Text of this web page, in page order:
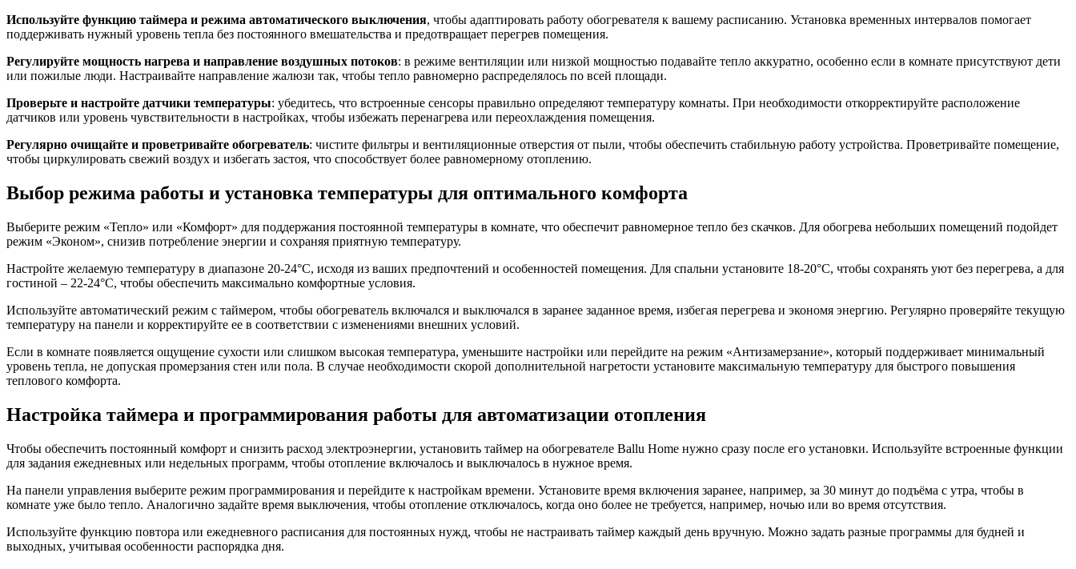
Используйте функцию таймера и режима автоматического выключения, чтобы адаптировать работу обогревателя к вашему расписанию. Установка временных интервалов помогает
поддерживать нужный уровень тепла без постоянного вмешательства и предотвращает перегрев помещения.
Регулируйте мощность нагрева и направление воздушных потоков: в режиме вентиляции или низкой мощностью подавайте тепло аккуратно, особенно если в комнате присутствуют дети
или пожилые люди. Настраивайте направление жалюзи так, чтобы тепло равномерно распределялось по всей площади.
Проверьте и настройте датчики температуры: убедитесь, что встроенные сенсоры правильно определяют температуру комнаты. При необходимости откорректируйте расположение
датчиков или уровень чувствительности в настройках, чтобы избежать перенагрева или переохлаждения помещения.
Регулярно очищайте и проветривайте обогреватель: чистите фильтры и вентиляционные отверстия от пыли, чтобы обеспечить стабильную работу устройства. Проветривайте помещение,
чтобы циркулировать свежий воздух и избегать застоя, что способствует более равномерному отоплению.
Выбор режима работы и установка температуры для оптимального комфорта
Выберите режим «Тепло» или «Комфорт» для поддержания постоянной температуры в комнате, что обеспечит равномерное тепло без скачков. Для обогрева небольших помещений подойдет
режим «Эконом», снизив потребление энергии и сохраняя приятную температуру.
Настройте желаемую температуру в диапазоне 20-24°C, исходя из ваших предпочтений и особенностей помещения. Для спальни установите 18-20°C, чтобы сохранять уют без перегрева, а для
гостиной – 22-24°C, чтобы обеспечить максимально комфортные условия.
Используйте автоматический режим с таймером, чтобы обогреватель включался и выключался в заранее заданное время, избегая перегрева и экономя энергию. Регулярно проверяйте текущую
температуру на панели и корректируйте ее в соответствии с изменениями внешних условий.
Если в комнате появляется ощущение сухости или слишком высокая температура, уменьшите настройки или перейдите на режим «Антизамерзание», который поддерживает минимальный
уровень тепла, не допуская промерзания стен или пола. В случае необходимости скорой дополнительной нагретости установите максимальную температуру для быстрого повышения
теплового комфорта.
Настройка таймера и программирования работы для автоматизации отопления
Чтобы обеспечить постоянный комфорт и снизить расход электроэнергии, установить таймер на обогревателе Ballu Home нужно сразу после его установки. Используйте встроенные функции
для задания ежедневных или недельных программ, чтобы отопление включалось и выключалось в нужное время.
На панели управления выберите режим программирования и перейдите к настройкам времени. Установите время включения заранее, например, за 30 минут до подъёма с утра, чтобы в
комнате уже было тепло. Аналогично задайте время выключения, чтобы отопление отключалось, когда оно более не требуется, например, ночью или во время отсутствия.
Используйте функцию повтора или ежедневного расписания для постоянных нужд, чтобы не настраивать таймер каждый день вручную. Можно задать разные программы для будней и
выходных, учитывая особенности распорядка дня.